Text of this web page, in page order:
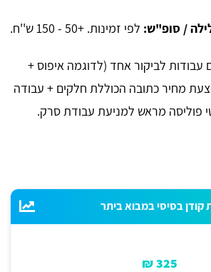
/ סופ"ש: לפי זמינות. +50 - 150 ש''ח.
עבודות לביקור אחד (לדוגמה איפוס +
מחיר כתובה הכוללת חלקים + עבודה
פוליסה מראש למניעת עבודת סרק.
בסיסי במבוא ביתר
325 ₪